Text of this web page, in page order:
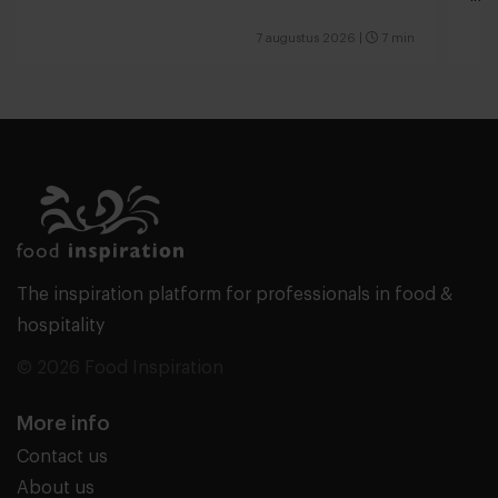
7 augustus 2026 7 min
The inspiration platform for professionals in food &
hospitality
More info
Contact us
About us